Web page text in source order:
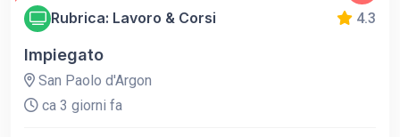
Rubrica: Lavoro & Corsi 4.3
Impiegato
San Paolo d'Argon
ca 3 giorni fa